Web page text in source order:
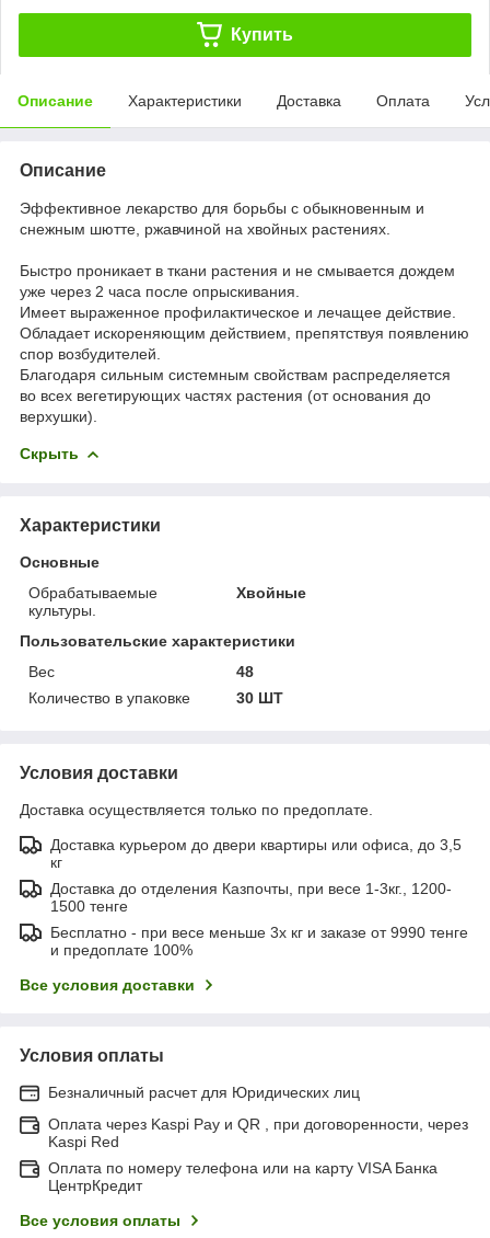
Купить
Описание Характеристики Доставка Оплата
Описание
Эффективное лекарство для борьбы с обыкновенным и
снежным шютте, ржавчиной на хвойных растениях.
Быстро проникает в ткани растения и не смывается дождем
уже через 2 часа после опрыскивания.
Имеет выраженное профилактическое и лечащее действие.
Обладает искореняющим действием, препятствуя появлению
спор возбудителей.
Благодаря сильным системным свойствам распределяется
во всех вегетирующих частях растения (от основания до
верхушки).
Скрыть
Характеристики
Основные
Обрабатываемые
культуры.
Хвойные
Пользовательские характеристики
Вес
48
Количество в упаковке
30 ШТ
Условия доставки
Доставка осуществляется только по предоплате.
Доставка курьером до двери квартиры или офиса, до 3,5
кг
Доставка до отделения Казпочты, при весе 1-3кг., 1200-
1500 тенге
Бесплатно - при весе меньше 3х кг и заказе от 9990 тенге
и предоплате 100%
Все условия доставки
Условия оплаты
Безналичный расчет для Юридических лиц
Оплата через Kaspi Pay и QR , при договоренности, через
Kaspi Red
Оплата по номеру телефона или на карту VISA Банка
ЦентрКредит
Все условия оплаты